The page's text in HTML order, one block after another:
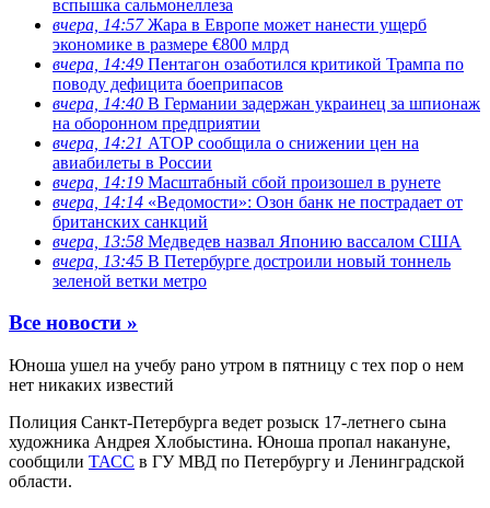
вспышка сальмонеллеза
вчера, 14:57Жара в Европе может нанести ущерб
экономике в размере €800 млрд
вчера, 14:49 Пентагон озаботился критикой Трампа по
поводу дефицита боеприпасов
вчера, 14:40 В Германии задержан украинец за шпионаж
на оборонном предприятии
вчера, 14:21 АТОР сообщила о снижении цен на
авиабилеты в России
вчера, 14:19 Масштабный сбой произошел в рунете
вчера, 14:14 «Ведомости»: Озон банк не пострадает от
британских санкций
вчера, 13:58 Медведев назвал Японию вассалом США
вчера, 13:45 В Петербурге достроили новый тоннель
зеленой ветки метро
Все новости »
Юноша ушел на учебу рано утром в пятницу с тех пор о нем
нет никаких известий
Полиция Санкт-Петербурга ведет розыск 17-летнего сына
художника Андрея Хлобыстина. Юноша пропал накануне,
сообщили ТАСС в ГУ МВД по Петербургу и Ленинградской
области.